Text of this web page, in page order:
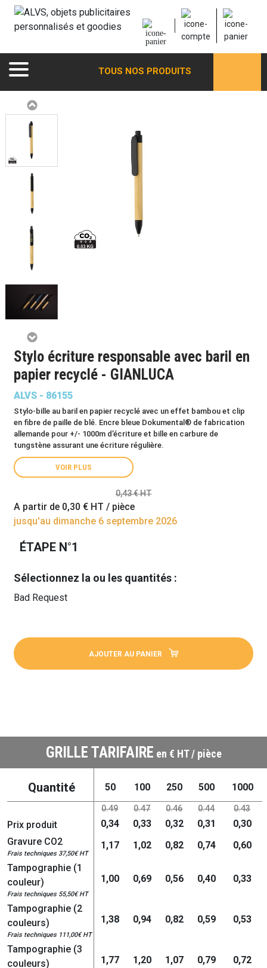
TOUS NOS PRODUITS
Stylo écriture responsable avec baril en
papier recyclé - GIANLUCA
ALVS - 86155
Stylo-bille au baril en papier recyclé avec un effet bambou et clip
en fibre de paille de blé. Encre bleue Dokumental® de fabrication
allemande pour +/- 1000m d’écriture et bille en carbure de
tungstène assurant une écriture régulière.
VOIR PLUS
0,43 € HT
A partir de 0,30 € HT / pièce
jusqu'au dimanche 6 septembre 2026
ÉTAPE N°1
Sélectionnez la ou les quantités :
Bad Request
AJOUTER AU PANIER
GRILLE TARIFAIRE en € HT / pièce
Quantité 50 100 250 500 1000
0.49 0.47 0.46 0.44 0.43
Prix produit 0,34 0,33 0,32 0,31
0,30
Gravure CO2
Frais techniques 37,50€ HT
1,17 1,02 0,82 0,74
0,60
Tampographie (1
couleur)
Frais techniques 55,50€ HT
1,00 0,69 0,56 0,40 0,33
Tampographie (2
couleurs)
Frais techniques 111,00€ HT
1,38 0,94 0,82 0,59 0,53
Tampographie (3
couleurs)
1,77 1,20 1,07 0,79 0,72